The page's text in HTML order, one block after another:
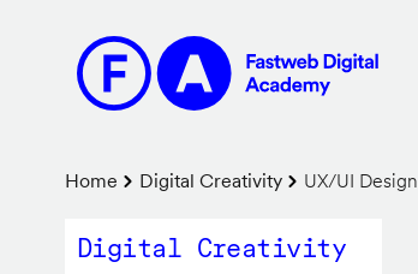
contenuto
principale
Briciole
di
Home Digital Creativity UX/UI
Digital Creativity